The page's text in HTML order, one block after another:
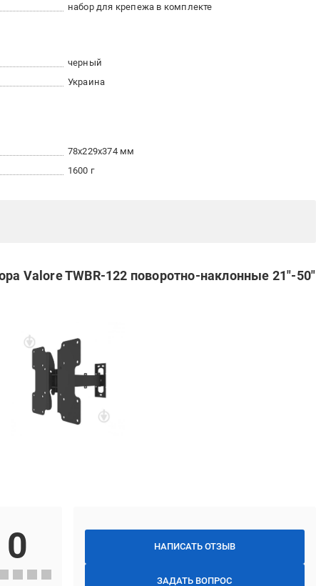
набор для крепежа в комплекте
черный
Украина
78x229x374 мм
1600 г
Valore TWBR-122 поворотно-наклонные 21"-50"
НАПИСАТЬ ОТЗЫВ
ЗАДАТЬ ВОПРОС
0